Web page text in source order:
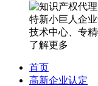
了解更多
首页
高新企业认定